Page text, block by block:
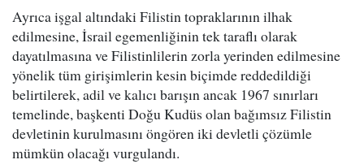
Ayrıca işgal altındaki Filistin topraklarının ilhak
edilmesine, İsrail egemenliğinin tek taraflı olarak
dayatılmasına ve Filistinlilerin zorla yerinden edilmesine
yönelik tüm girişimlerin kesin biçimde reddedildiği
belirtilerek, adil ve kalıcı barışın ancak 1967 sınırları
temelinde, başkenti Doğu Kudüs olan bağımsız Filistin
devletinin kurulmasını öngören iki devletli çözümle
mümkün olacağı vurgulandı.